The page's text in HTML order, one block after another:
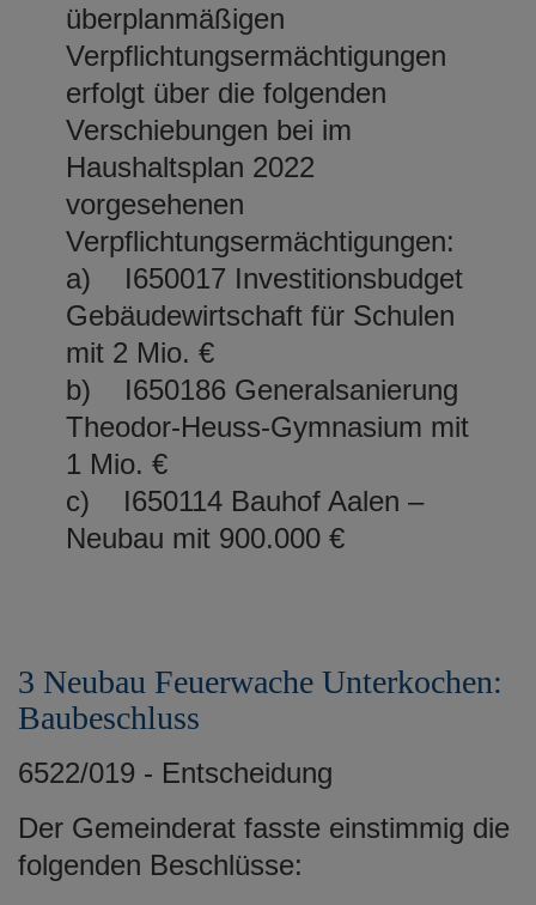
überplanmäßigen
Verpflichtungsermächtigungen
erfolgt über die folgenden
Verschiebungen bei im
Haushaltsplan 2022
vorgesehenen
Verpflichtungsermächtigungen:
a) I650017 Investitionsbudget
Gebäudewirtschaft für Schulen
mit 2 Mio. €
b) I650186 Generalsanierung
Theodor-Heuss-Gymnasium mit
1 Mio. €
c) I650114 Bauhof Aalen –
Neubau mit 900.000 €
3 Neubau Feuerwache Unterkochen:
Baubeschluss
6522/019 - Entscheidung
Der Gemeinderat fasste einstimmig die
folgenden Beschlüsse: